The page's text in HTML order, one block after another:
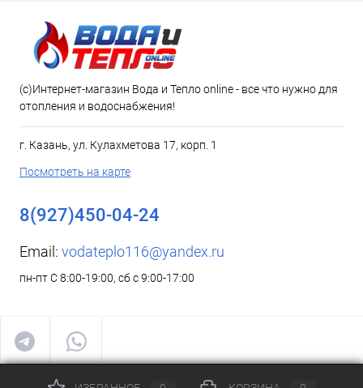
(c)Интернет-магазин Вода и Тепло online - все что нужно для
отопления и водоснабжения!
г. Казань, ул. Кулахметова 17, корп. 1
Посмотреть на карте
8(927)450-04-24
Email: vodateplo116@yandex.ru
пн-пт С 8:00-19:00, сб с 9:00-17:00